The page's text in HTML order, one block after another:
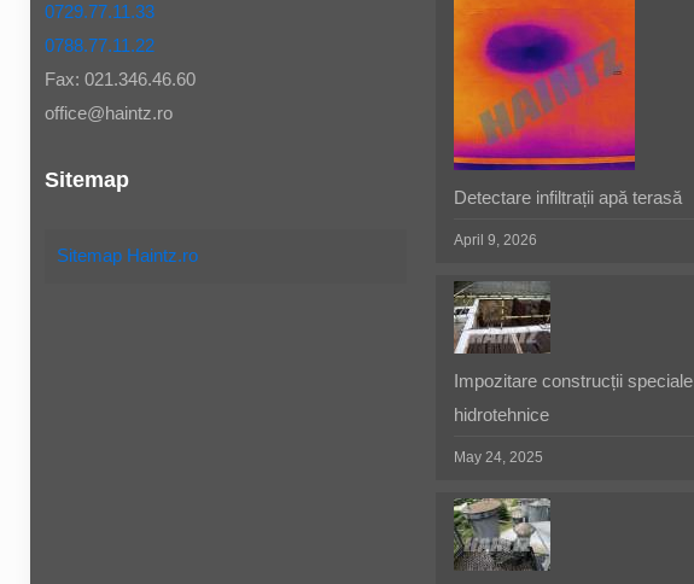
0729.77.11.33
0788.77.11.22
Fax: 021.346.46.60
office@haintz.ro
Sitemap
Sitemap Haintz.ro
Detectare infiltrații apă terasă
April 9, 2026
Impozitare construcții speciale
hidrotehnice
May 24, 2025